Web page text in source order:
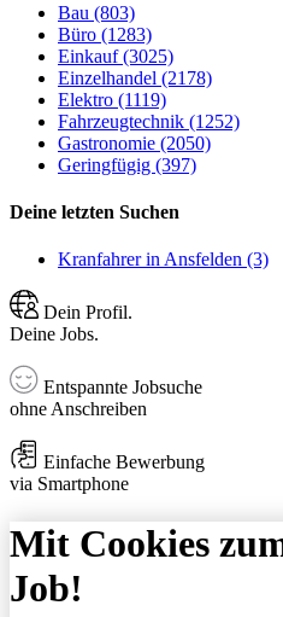
Bau (803)
Büro (1283)
Einkauf (3025)
Einzelhandel (2178)
Elektro (1119)
Fahrzeugtechnik (1252)
Gastronomie (2050)
Geringfügig (397)
Deine letzten Suchen
Kranfahrer in Ansfelden (3)
Dein Profil.
Deine Jobs.
Entspannte Jobsuche
ohne Anschreiben
Einfache Bewerbung
via Smartphone
Mit Cookies
Job!